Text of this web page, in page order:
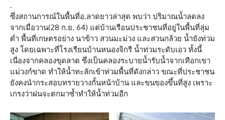
.
ซึ่งสถานการณ์ในพื้นที่อ.ลาดยาวล่าสุด พบว่า ปริมาณน้ำลดลง
จากเมื่อวาน(28 ก.ย. 64) แต่บ้านเรือนประชาชนที่อยู่ในพื้นที่ลุ่ม
ต่ำ พื้นที่เกษตรอย่าง นาข้าว สวนมะม่วง และสวนกล้วย น้ำยังท่วม
สูง โดยเฉพาะที่โรงเรียนบ้านหนองจิกรี น้ำท่วมระดับเอว ทั้งนี้
เนื่องจากคลองขุดลาด ซึ่งเป็นคลองระบายน้ำรับน้ำจากเทือกเขา
แม่วงก์ขาด ทำให้น้ำทะลักเข้าท่วมพื้นที่ดังกล่าว ขณะที่ประชาชน
ยังคงนำกระสอบทรายวางกั้นหน้าบ้าน และขนของขึ้นที่สูง เพราะ
เกรงว่าฝนจะตกมาซ้ำทำให้น้ำท่วมอีก